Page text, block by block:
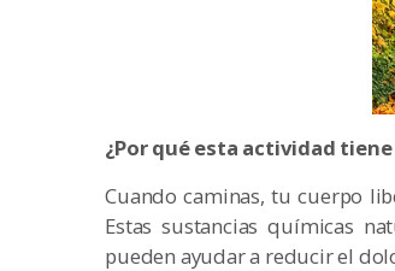
¿Por qué esta actividad
Cuando caminas, tu cuerpo
Estas sustancias químicas
pueden ayudar a reducir el